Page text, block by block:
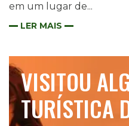
em um lugar de...
LER MAIS
VISITOU
TURÍSTICA